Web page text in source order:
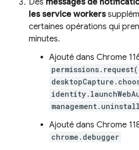
Des messages de
les service workers
certaines opérations qui
minutes.
Ajouté dans Chrome
Ajouté dans Chrome
chrome.debugger